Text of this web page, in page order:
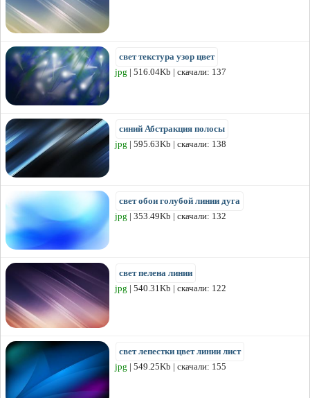
свет текстура узор цвет
jpg | 516.04Kb | скачали: 137
синий Абстракция полосы
jpg | 595.63Kb | скачали: 138
свет обои голубой линии дуга
jpg | 353.49Kb | скачали: 132
свет пелена линии
jpg | 540.31Kb | скачали: 122
свет лепестки цвет линии лист
jpg | 549.25Kb | скачали: 155